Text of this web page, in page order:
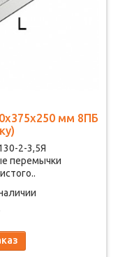
мм 8ПБ
2-3,5Я
перемычки